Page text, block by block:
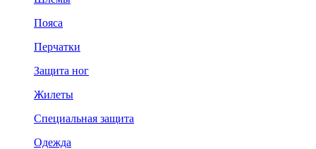
Пояса
Перчатки
Защита ног
Жилеты
Специальная защита
Одежда